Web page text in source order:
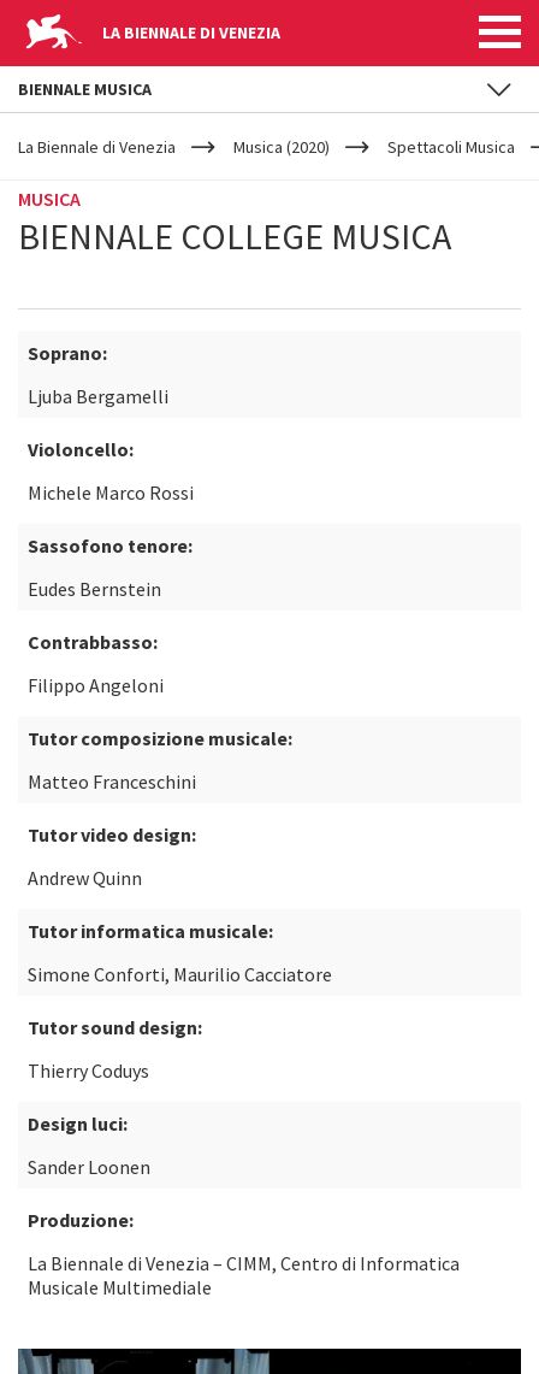
LA BIENNALE DI VENEZIA
YOUR
ARE
La Biennale di Venezia Musica (2020) Spettacoli Musica
MUSICA
BIENNALE COLLEGE MUSICA
Soprano:
Ljuba Bergamelli
Violoncello:
Michele Marco Rossi
Sassofono tenore:
Eudes Bernstein
Contrabbasso:
Filippo Angeloni
Tutor composizione musicale:
Matteo Franceschini
Tutor video design:
Andrew Quinn
Tutor informatica musicale:
Simone Conforti, Maurilio Cacciatore
Tutor sound design:
Thierry Coduys
Design luci:
Sander Loonen
Produzione:
La Biennale di Venezia – CIMM, Centro di Informatica
Musicale Multimediale
BIENNALE MUSICA